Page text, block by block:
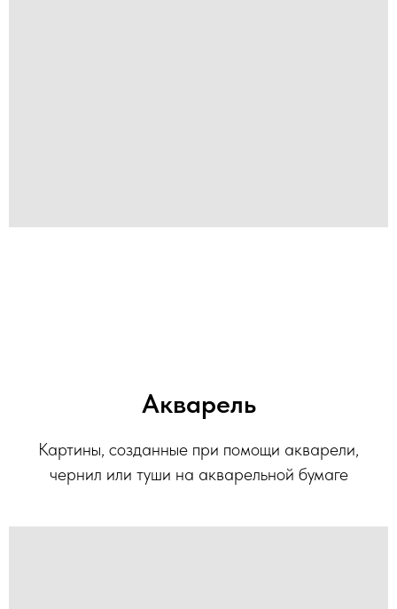
Акварель
Картины, созданные при помощи акварели,
чернил или туши на акварельной бумаге